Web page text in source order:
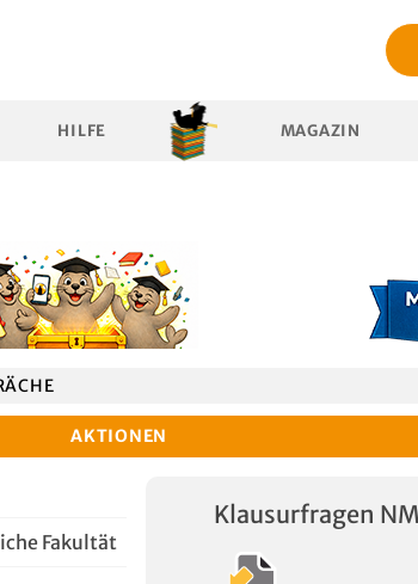
HILFE MAGAZIN
AKTIONEN
Fakultät
Klausurfragen